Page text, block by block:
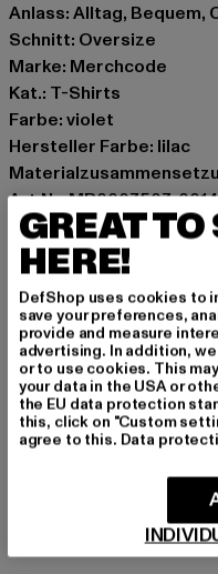
Anlass: Alltag, Bequem,
Schnitt: Oversize
Marke: Merchcode
Kat.: T-Shirts
Farbe: violet
Hersteller Farbe: lilac
Art.Nr: MP0007507-
Hersteller: TB
Dr.-Robert-Murjahn-
DE
GRÖSSE &
PFLEGEHINWEISE
LIEFERUNG &
GREAT TO
HERE!
DefShop uses cookies to
save your preferences,
provide and measure
advertising. In addition,
or to use cookies. This
your data in the USA or
the EU data protection
this, click on "Custom
agree to this. Data